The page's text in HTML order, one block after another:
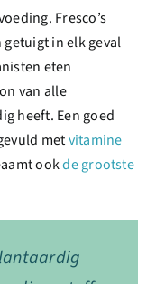
Fresco’s
in elk geval
eten
van alle
heeft. Een goed
metvitamine
ookde grootste